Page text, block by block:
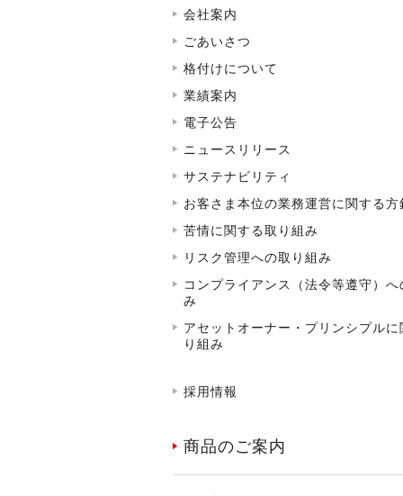
会社案内
ごあいさつ
格付けについて
業績案内
電子公告
ニュースリリース
サステナビリティ
お客さま本位の業務運営に関する方
苦情に関する取り組み
リスク管理への取り組み
コンプライアンス（法令等遵守）
み
アセットオーナー・プリンシプルに
り組み
採用情報
商品のご案内